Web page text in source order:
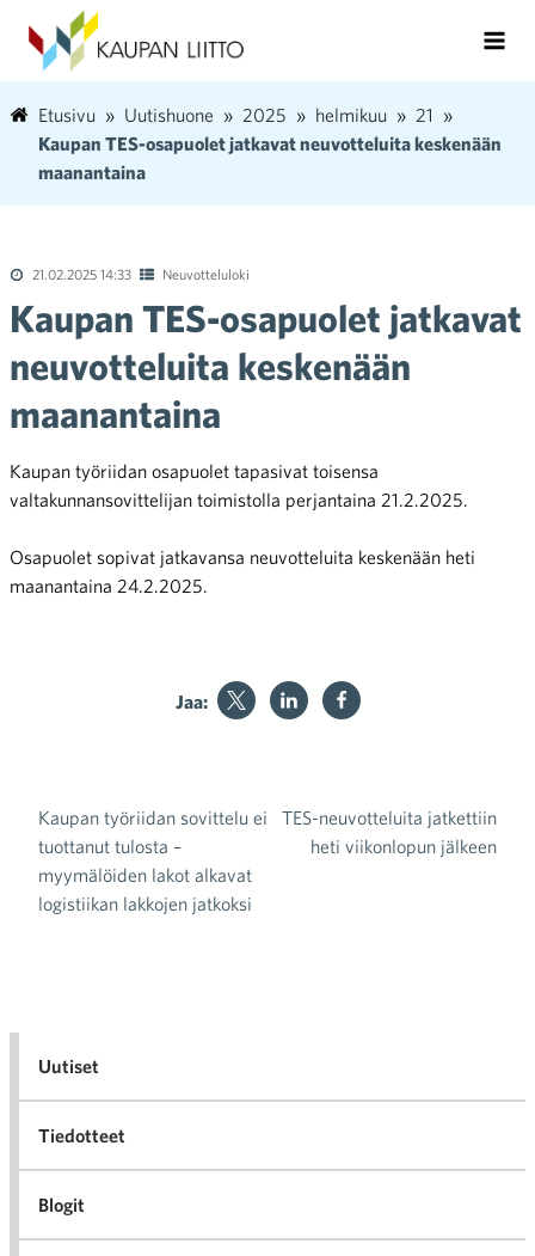
Etusivu Uutishuone 2025 helmikuu
21
Kaupan TES-osapuolet jatkavat neuvotteluita keskenään
maanantaina
21.02.2025 14:33 Neuvotteluloki
Kaupan TES-osapuolet jatkavat
neuvotteluita keskenään
maanantaina
Kaupan työriidan osapuolet tapasivat toisensa
valtakunnansovittelijan toimistolla perjantaina 21.2.2025.
Osapuolet sopivat jatkavansa neuvotteluita keskenään heti
maanantaina 24.2.2025.
Jaa:
Artikkelien selaus
Kaupan työriidan sovittelu ei
tuottanut tulosta –
myymälöiden lakot alkavat
logistiikan lakkojen jatkoksi
TES-neuvotteluita jatkettiin
heti viikonlopun jälkeen
Uutiset
Tiedotteet
Blogit